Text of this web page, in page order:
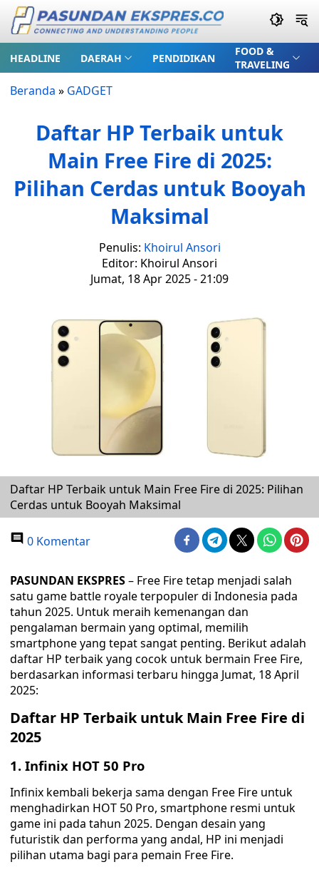
HEADLINE DAERAH PENDIDIKAN
FOOD &
TRAVELING
Beranda » GADGET
Daftar HP Terbaik untuk
Main Free Fire di 2025:
Pilihan Cerdas untuk Booyah
Maksimal
Penulis: Khoirul Ansori
Editor: Khoirul Ansori
Jumat, 18 Apr 2025 - 21:09
Daftar HP Terbaik untuk Main Free Fire di 2025: Pilihan
Cerdas untuk Booyah Maksimal
0 Komentar
PASUNDAN EKSPRES– Free Fire tetap menjadi salah
satu game battle royale terpopuler di Indonesia pada
tahun 2025. Untuk meraih kemenangan dan
pengalaman bermain yang optimal, memilih
smartphone yang tepat sangat penting. Berikut adalah
daftar HP terbaik yang cocok untuk bermain Free Fire,
berdasarkan informasi terbaru hingga Jumat, 18 April
2025:
Daftar HP Terbaik untuk Main Free Fire di
2025
1. Infinix HOT 50 Pro
Infinix kembali bekerja sama dengan Free Fire untuk
menghadirkan HOT 50 Pro, smartphone resmi untuk
game ini pada tahun 2025. Dengan desain yang
futuristik dan performa yang andal, HP ini menjadi
pilihan utama bagi para pemain Free Fire.